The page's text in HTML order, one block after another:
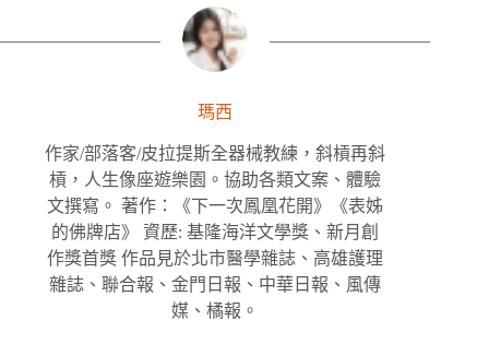
瑪西
作家/部落客/皮拉提斯全器械教練，斜槓再斜
槓，人生像座遊樂園。協助各類文案、體驗
文撰寫。 著作：《下一次鳳凰花開》《表姊
的佛牌店》 資歷: 基隆海洋文學獎、新月創
作獎首獎 作品見於北市醫學雜誌、高雄護理
雜誌、聯合報、金門日報、中華日報、風傳
媒、橘報。